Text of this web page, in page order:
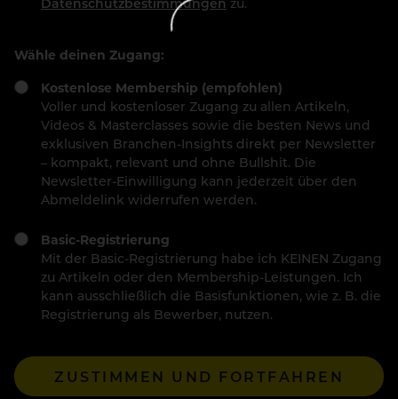
Wähle deinen Zugang:
Kostenlose Membership (empfohlen)
Voller und kostenloser Zugang zu allen Artikeln,
Videos & Masterclasses sowie die besten News und
exklusiven Branchen-Insights direkt per Newsletter
– kompakt, relevant und ohne Bullshit. Die
Newsletter-Einwilligung kann jederzeit über den
Abmeldelink widerrufen werden.
Basic-Registrierung
Mit der Basic-Registrierung habe ich KEINEN Zugang
zu Artikeln oder den Membership-Leistungen. Ich
kann ausschließlich die Basisfunktionen, wie z. B. die
Registrierung als Bewerber, nutzen.
ZUSTIMMEN UND FORTFAHREN